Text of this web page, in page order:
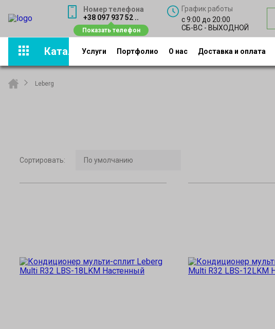
Номер телефона
+38 097 937 52 ..
График работы
с 9:00 до 20:00
СБ-ВС - ВЫХОДНОЙ
Услуги Портфолио О нас Доставка и оплата
Каталог
Leberg
Сортировать: